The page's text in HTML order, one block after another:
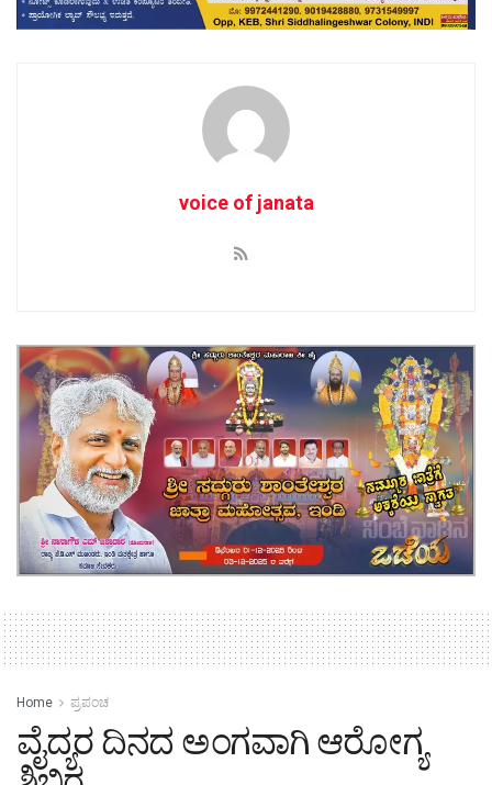
voice of janata
Home ಪ್ರಪಂಚ
ವೈದ್ಯರ ದಿನದ ಅಂಗವಾಗಿ ಆರೋಗ್ಯ